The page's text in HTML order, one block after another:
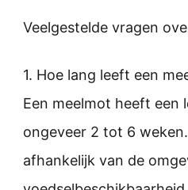
Veelgestelde vragen
1. Hoe lang leeft een
Een meelmot heeft een
ongeveer 2 tot 6
afhankelijk van de